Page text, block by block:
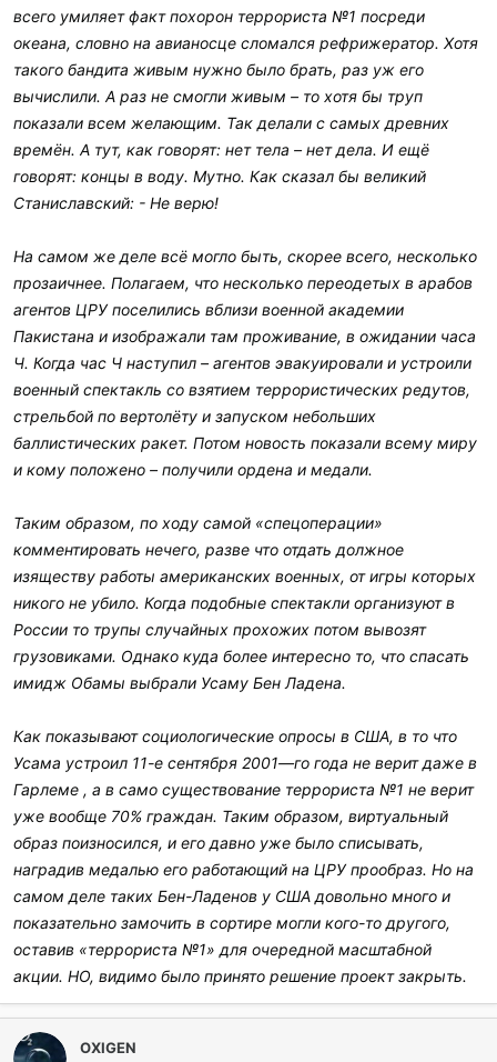
всего умиляет факт похорон террориста №1 посреди
океана, словно на авианосце сломался рефрижератор. Хотя
такого бандита живым нужно было брать, раз уж его
вычислили. А раз не смогли живым – то хотя бы труп
показали всем желающим. Так делали с самых древних
времён. А тут, как говорят: нет тела – нет дела. И ещё
говорят: концы в воду. Мутно. Как сказал бы великий
Станиславский: - Не верю!
На самом же деле всё могло быть, скорее всего, несколько
прозаичнее. Полагаем, что несколько переодетых в арабов
агентов ЦРУ поселились вблизи военной академии
Пакистана и изображали там проживание, в ожидании часа
Ч. Когда час Ч наступил – агентов эвакуировали и устроили
военный спектакль со взятием террористических редутов,
стрельбой по вертолёту и запуском небольших
баллистических ракет. Потом новость показали всему миру
и кому положено – получили ордена и медали.
Таким образом, по ходу самой «спецоперации»
комментировать нечего, разве что отдать должное
изяществу работы американских военных, от игры которых
никого не убило. Когда подобные спектакли организуют в
России то трупы случайных прохожих потом вывозят
грузовиками. Однако куда более интересно то, что спасать
имидж Обамы выбрали Усаму Бен Ладена.
Как показывают социологические опросы в США, в то что
Усама устроил 11-е сентября 2001—го года не верит даже в
Гарлеме , а в само существование террориста №1 не верит
уже вообще 70% граждан. Таким образом, виртуальный
образ поизносился, и его давно уже было списывать,
наградив медалью его работающий на ЦРУ прообраз. Но на
самом деле таких Бен-Ладенов у США довольно много и
показательно замочить в сортире могли кого-то другого,
оставив «террориста №1» для очередной масштабной
акции. НО, видимо было принято решение проект закрыть.
OXIGEN